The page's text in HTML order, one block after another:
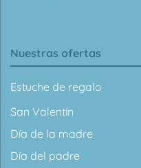
Nuestras ofertas
Estuche de regalo
San Valentín
Día de la madre
Día del padre